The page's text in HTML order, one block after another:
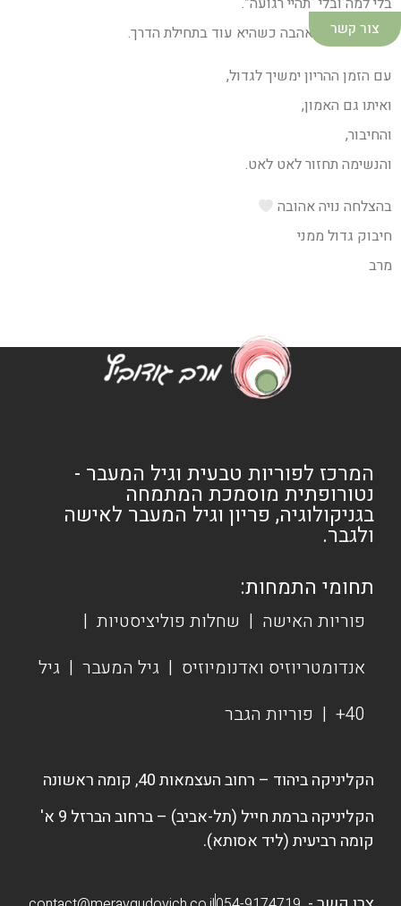
צור קשר
כי ככה נראית אהבה כשהיא עוד בתחילת הדרך.
עם הזמן ההריון ימשיך לגדול,
ואיתו גם האמון,
והחיבור,
והנשימה תחזור לאט לאט.
בהצלחה נויה אהובה
חיבוק גדול ממני
מרב
המרכז לפוריות טבעית וגיל המעבר -
נטורופתית מוסמכת המתמחה
בגניקולוגיה, פריון וגיל המעבר לאישה
ולגבר.
תחומי התמחות:
פוריות האישה | שחלות פוליציסטיות |
אנדומטריוזיס ואדנומיוזיס | גיל המעבר | גיל
40+
| פוריות הגבר
הקליניקה ביהוד – רחוב העצמאות 40, קומה ראשונה
הקליניקה ברמת חייל (תל-אביב) – ברחוב הברזל 9 א'
קומה רביעית (ליד אסותא).